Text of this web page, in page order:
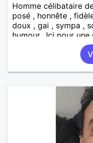
Homme célibataire
posé , honnête ,
doux , gai , sympa ,
humour.. Ici pour
un respect mutuel...
trahison , la violence
j'aime : les sorties ,
musique , concerts ,
France , la mer ,la